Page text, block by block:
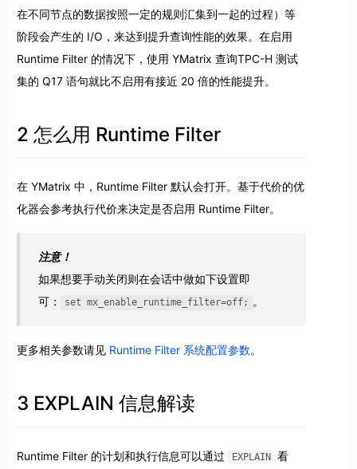
在不同节点的数据按照一定的规则汇集到一起的过程）等
阶段会产生的 I/O，来达到提升查询性能的效果。在启用
Runtime Filter 的情况下，使用 YMatrix 查询TPC-H 测试
集的 Q17 语句就比不启用有接近 20 倍的性能提升。
2 怎么用 Runtime Filter
在 YMatrix 中，Runtime Filter 默认会打开。基于代价的优
化器会参考执行代价来决定是否启用 Runtime Filter。
注意！
如果想要手动关闭则在会话中做如下设置即
可：
set mx_enable_runtime_filter=off; 。
更多相关参数请见 Runtime Filter 系统配置参数。
3 EXPLAIN 信息解读
Runtime Filter 的计划和执行信息可以通过 EXPLAIN
看